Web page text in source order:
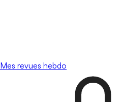
Mes revues hebdo